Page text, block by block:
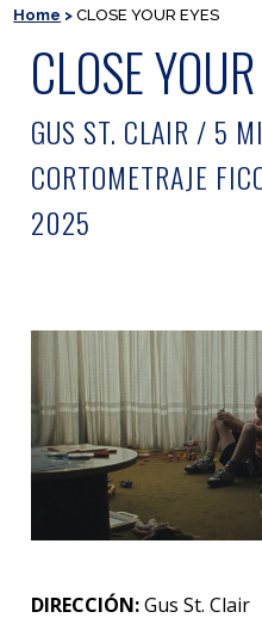
Home >CLOSE YOUR EYES
CLOSE
GUS ST. CLAIR / 5
CORTOMETRAJE
2025
DIRECCIÓN:Gus St. Clair